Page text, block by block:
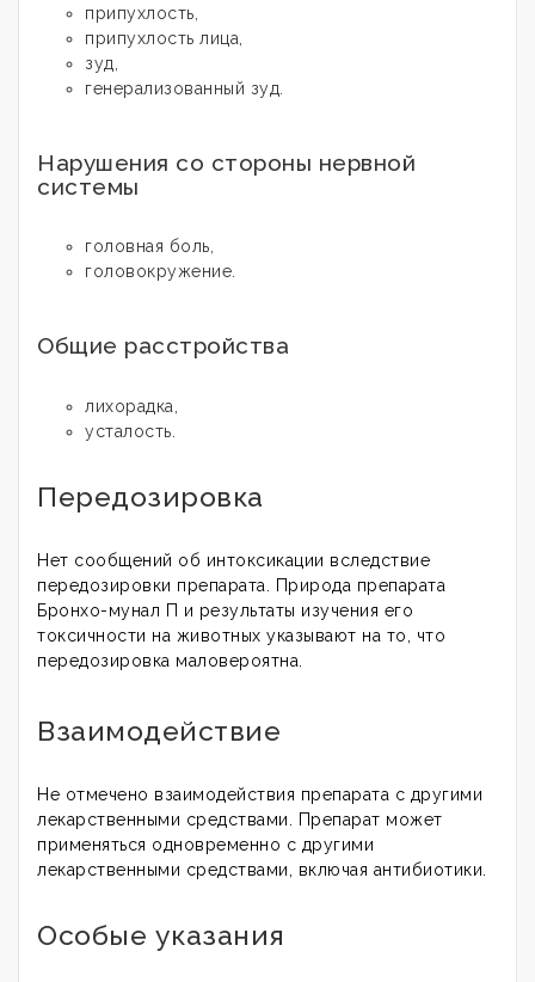
припухлость,
припухлость лица,
зуд,
генерализованный зуд.
Нарушения со стороны нервной
системы
головная боль,
головокружение.
Общие расстройства
лихорадка,
усталость.
Передозировка
Нет сообщений об интоксикации вследствие
передозировки препарата. Природа препарата
Бронхо-мунал П и результаты изучения его
токсичности на животных указывают на то, что
передозировка маловероятна.
Взаимодействие
Не отмечено взаимодействия препарата с другими
лекарственными средствами. Препарат может
применяться одновременно с другими
лекарственными средствами, включая антибиотики.
Особые указания